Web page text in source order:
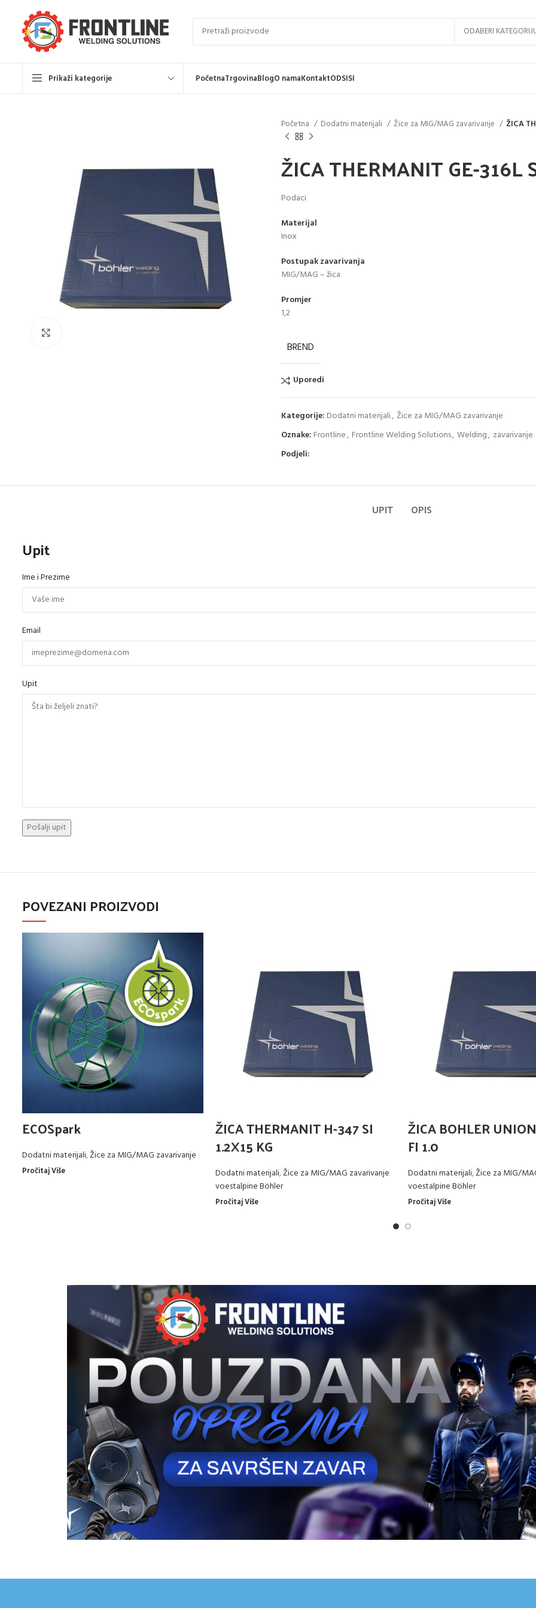
ODABERI
Prikaži kategorije PočetnaTrgovinaBlogO namaKontaktODSISI
Početna Dodatni materijali Žice za MIG/MAG zavarivanje ŽICA
ŽICA THERMANIT GE-316L
Podaci
Materijal
Inox
Postupak zavarivanja
MIG/MAG – žica
Promjer
1,2
BREND
Uporedi
Kategorije: Dodatni materijali, Žice za MIG/MAG zavarivanje
Oznake: Frontline, Frontline Welding Solutions, Welding, zavarivanje
Podjeli:
UPIT OPIS
Upit
Ime i Prezime
Email
Upit
POVEZANI PROIZVODI
ECOSpark
Dodatni materijali,Žice za MIG/MAG zavarivanje
Pročitaj Više
ŽICA THERMANIT H-347 SI
1.2X15 KG
Dodatni materijali,Žice za MIG/MAG zavarivanje
voestalpine Böhler
Pročitaj Više
ŽICA BOHLER
FI 1.0
Dodatni materijali,Žice za MIG/
voestalpine Böhler
Pročitaj Više